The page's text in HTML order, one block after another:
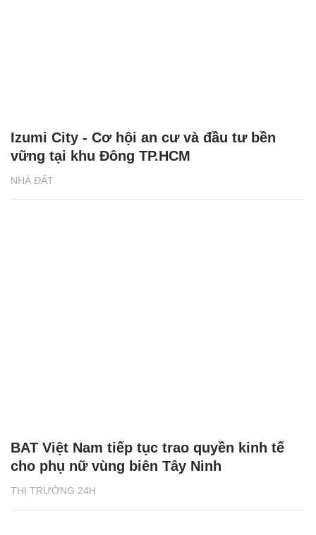
NHÀ ĐẤT
Izumi City - Cơ hội an cư và đầu tư bền
vững tại khu Đông TP.HCM
THỊ TRƯỜNG 24H
BAT Việt Nam tiếp tục trao quyền kinh tế
cho phụ nữ vùng biên Tây Ninh